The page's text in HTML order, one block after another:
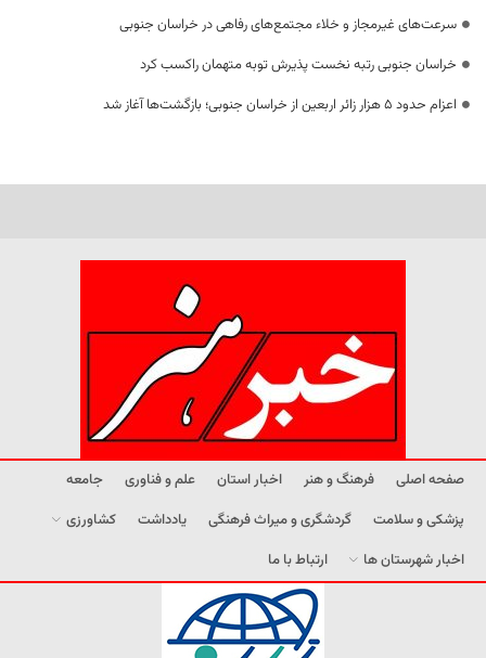
سرعت‌های غیرمجاز و خلاء مجتمع‌های رفاهی در خراسان جنوبی
خراسان جنوبی رتبه نخست پذیرش توبه متهمان راکسب کرد
اعزام حدود 5 هزار زائر اربعین از خراسان جنوبی؛ بازگشت‌ها آغاز شد
صفحه اصلی فرهنگ و هنر اخبار استان علم و فناوری
جامعه
پزشکی و سلامت
گردشگری و میراث فرهنگی یادداشت
کشاورزی
اخبار شهرستان ها
ارتباط با ما